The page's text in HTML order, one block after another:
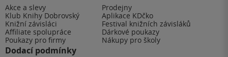
Akce a slevy
Prodejny
Klub Knihy Dobrovský
Aplikace KDčko
Knižní závisláci
Festival knižních závisláků
Affiliate spolupráce
Dárkové poukazy
Poukazy pro firmy
Nákupy pro školy
Dodací podmínky